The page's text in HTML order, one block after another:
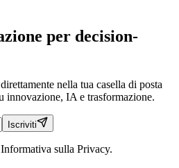
per decision-
nella tua casella di posta
IA e trasformazione.
Iscriviti
sulla Privacy.